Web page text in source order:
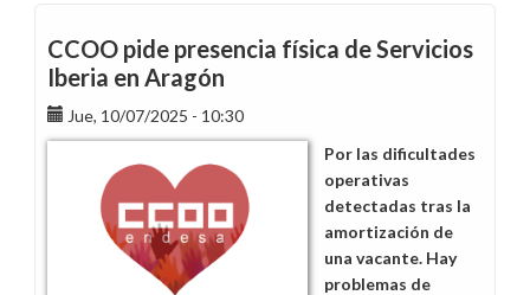
se
tomen
medidas
preventivas
urgentes
por
alta
incidencia
de
CCOO pide presencia física de Servicios
Iberia en Aragón
Jue, 10/07/2025 - 10:30
Por las dificultades
operativas
detectadas tras la
amortización de
una vacante. Hay
problemas de